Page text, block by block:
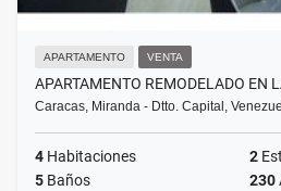
APARTAMENTO VENTA
APARTAMENTO REMODELADO EN
Caracas, Miranda - Dtto. Capital,
4 Habitaciones 2
5 Baños 230